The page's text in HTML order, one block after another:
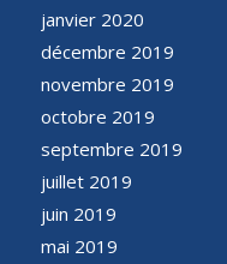
janvier 2020
décembre 2019
novembre 2019
octobre 2019
septembre 2019
juillet 2019
juin 2019
mai 2019